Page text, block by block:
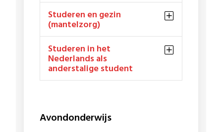
Studeren en gezin
(mantelzorg)
Studeren in het
Nederlands als
anderstalige student
Avondonderwijs